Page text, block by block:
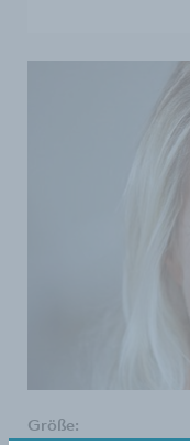
Größe: